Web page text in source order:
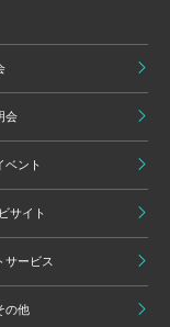
会
ベント
サイト
サービス
の他